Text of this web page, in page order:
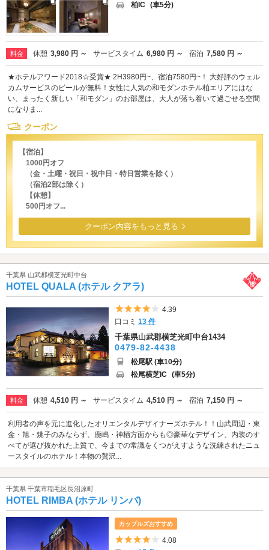
柏IC (車5分)
料金 休憩 3,980 円 ～ サービスタイム 6,980 円 ～ 宿泊 7,580 円 ～
★ホテルアワード2018☆受賞★ 2H3980円~、宿泊7580円~！ 大好評のウェル
カムサービスのビールが無料！女性に人気の和モダンホテル柏エリアにはな
い、まったく新しい「和モダン」のお部屋は、大人が落ち着いて過ごせる空間
になりま...
クーポン
【宿泊】
1000円オフ
（金・土曜・祝日・祝中日・特日営業を除く）
（宿泊2部は除く）
【休憩】
500円オフ...
クーポン内容をもっと見る
千葉県 山武郡横芝光町中台
HOTEL QUALA (ホテル クアラ)
5つ星のうち4
4.39
口コミ13 件
千葉県山武郡横芝光町中台1434
0479-82-4438
松尾駅 (車10分)
松尾横芝IC (車5分)
料金 休憩 4,510 円 ～ サービスタイム 4,510 円 ～ 宿泊 7,150 円 ～
利用者の声を元に進化したオリエンタルデザイナーズホテル！！山武周辺・東
金・旭・銚子のみならず、鹿嶋・神栖方面からも◎豪華なデザイン、内装のす
べてが選び抜かれた上質で、今までの常識をくつがえすような洗練されたニュ
ースタイルのホテル！本物の贅沢...
千葉県 千葉市稲毛区長沼原町
HOTEL RIMBA (ホテル リンバ)
カップルズおすすめ
5つ星のうち4
4.08